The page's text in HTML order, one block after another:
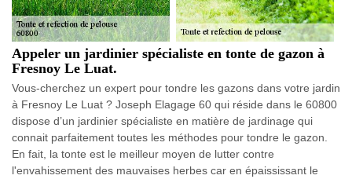
Appeler un jardinier spécialiste en tonte de gazon à
Fresnoy Le Luat.
Vous-cherchez un expert pour tondre les gazons dans votre jardin
à Fresnoy Le Luat ? Joseph Elagage 60 qui réside dans le 60800
dispose d’un jardinier spécialiste en matière de jardinage qui
connait parfaitement toutes les méthodes pour tondre le gazon.
En fait, la tonte est le meilleur moyen de lutter contre
l'envahissement des mauvaises herbes car en épaississant le